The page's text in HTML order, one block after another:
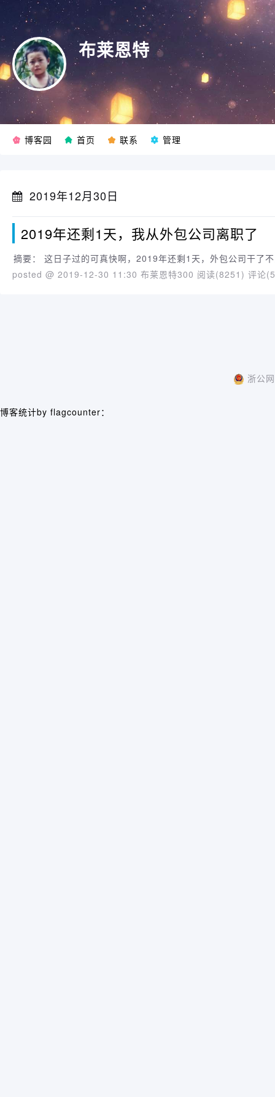
布莱恩特
博客园 首页 联系 管理
2019年12月30日
2019年还剩1天，我从外包公司离职了
摘要： 这日子过的可真快啊，2019年还剩1天，外包公司干
posted @ 2019-12-30 11:30 布莱恩特300 阅读(8251) 评论
浙公
博客统计by flagcounter：